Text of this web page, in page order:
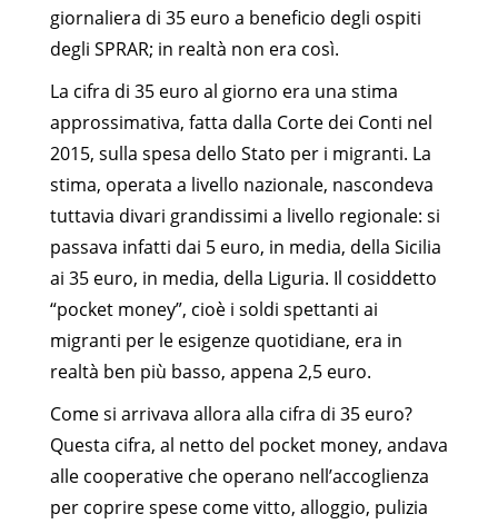
giornaliera di 35 euro a beneficio degli ospiti
degli SPRAR; in realtà non era così.
La cifra di 35 euro al giorno era una stima
approssimativa, fatta dalla Corte dei Conti nel
2015, sulla spesa dello Stato per i migranti. La
stima, operata a livello nazionale, nascondeva
tuttavia divari grandissimi a livello regionale: si
passava infatti dai 5 euro, in media, della Sicilia
ai 35 euro, in media, della Liguria. Il cosiddetto
“pocket money”, cioè i soldi spettanti ai
migranti per le esigenze quotidiane, era in
realtà ben più basso, appena 2,5 euro.
Come si arrivava allora alla cifra di 35 euro?
Questa cifra, al netto del pocket money, andava
alle cooperative che operano nell’accoglienza
per coprire spese come vitto, alloggio, pulizia